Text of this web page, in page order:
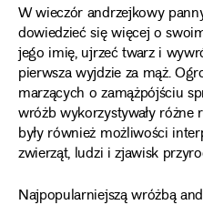
W wieczór andrzejkowy
dowiedzieć się więcej o
jego imię, ujrzeć twarz i
pierwsza wyjdzie za mąż.
marzących o zamążpójściu
wróżb wykorzystywały
były również możliwości
zwierząt, ludzi i zjawisk
Najpopularniejszą wróżbą